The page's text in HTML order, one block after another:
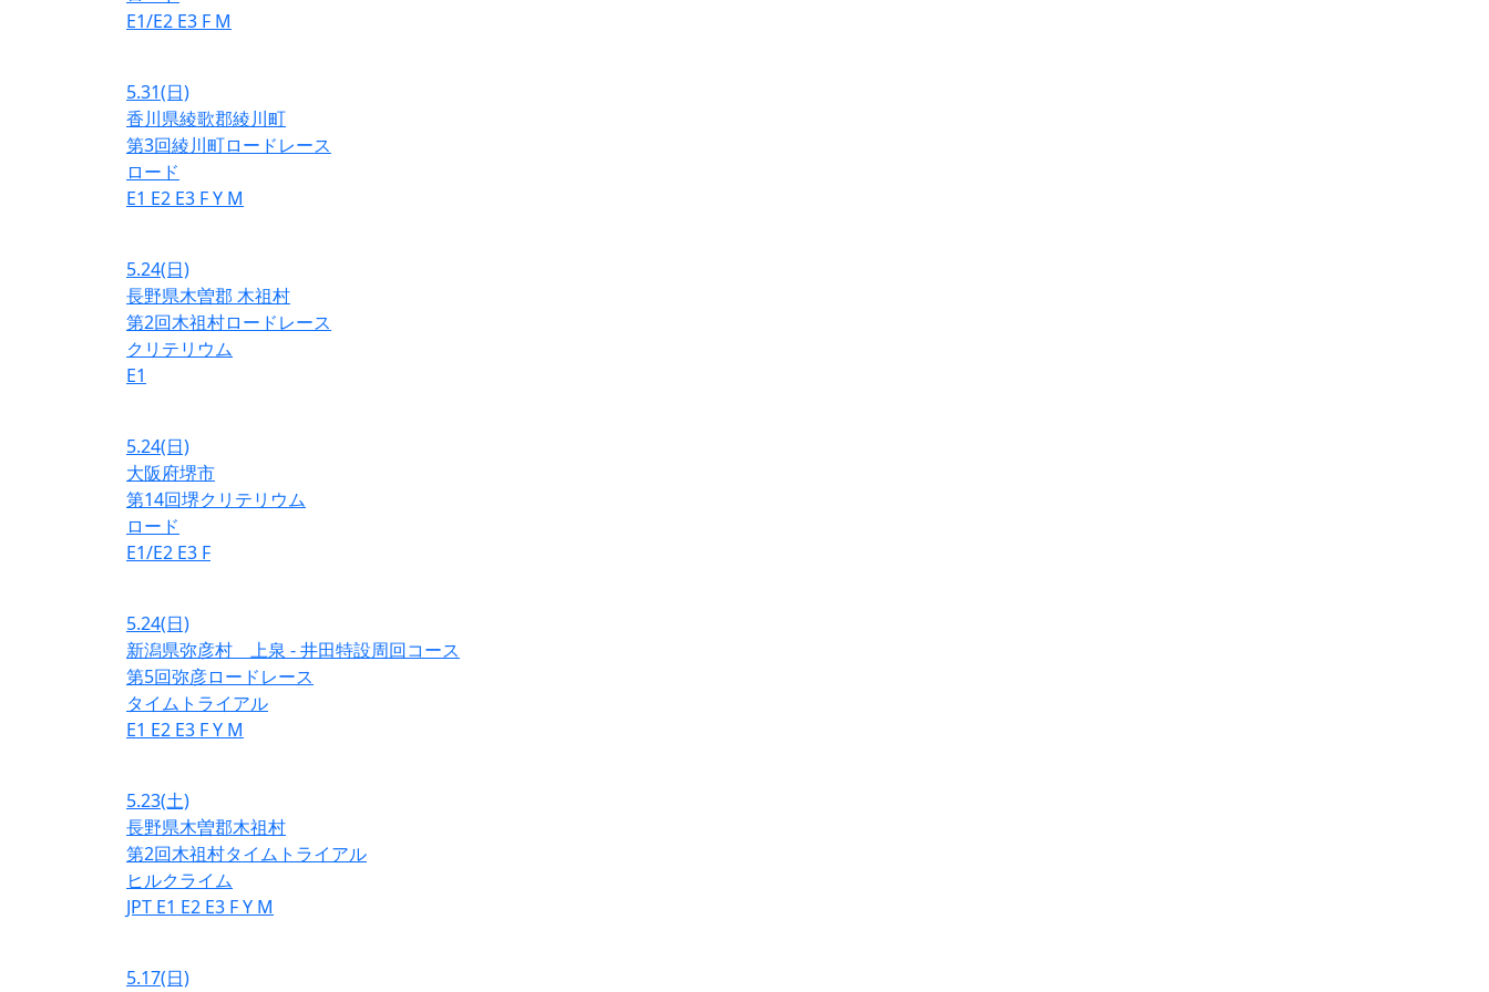
E1/E2 E3 F M
5.31(日)
香川県綾歌郡綾川町
第3回綾川町ロードレース
ロード
E1 E2 E3 FY M
5.24(日)
長野県木曽郡 木祖村
第2回木祖村ロードレース
クリテリウム
E1
5.24(日)
大阪府堺市
第14回堺クリテリウム
ロード
E1/E2 E3 F
5.24(日)
新潟県弥彦村 上泉 - 井田特設周回コース
第5回弥彦ロードレース
タイムトライアル
E1 E2 E3 FY M
5.23(土)
長野県木曽郡木祖村
第2回木祖村タイムトライアル
ヒルクライム
JPT E1 E2 E3 FY M
5.17(日)